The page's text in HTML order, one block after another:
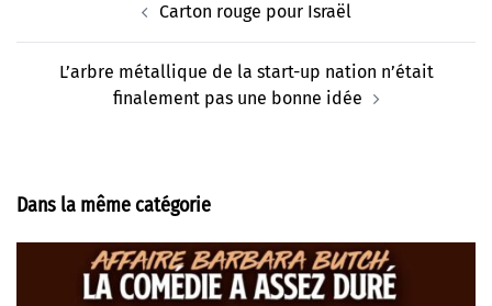
Carton rouge pour Israël
L’arbre métallique de la start-up nation n’était
finalement pas une bonne idée
Dans la même catégorie